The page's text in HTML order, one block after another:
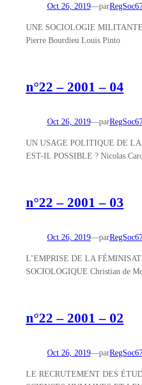
Oct 26, 2019—par
UNE SOCIOLOGIE MILITANTE
Pierre Bourdieu Louis Pinto
n°22 – 2001 – 04
Oct 26, 2019—par
UN USAGE POLITIQUE DE
EST-IL POSSIBLE ? Nicolas
n°22 – 2001 – 03
Oct 26, 2019—par
L’EMPRISE DE LA
SOCIOLOGIQUE Christian de
n°22 – 2001 – 02
Oct 26, 2019—par
LE RECRUTEMENT DES